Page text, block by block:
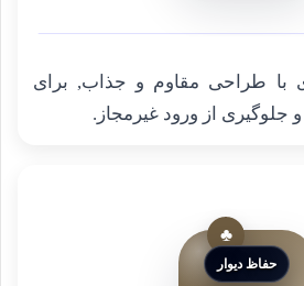
با طراحی مقاوم و جذاب, برای
از ورود غیرمجاز.
حفاظ دیوار